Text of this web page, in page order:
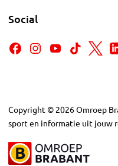
Social
Copyright © 2026Omroep
sport en informatie uit jouw